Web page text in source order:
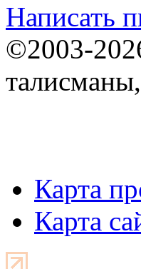
Написать
©2003-
Карта
Карта